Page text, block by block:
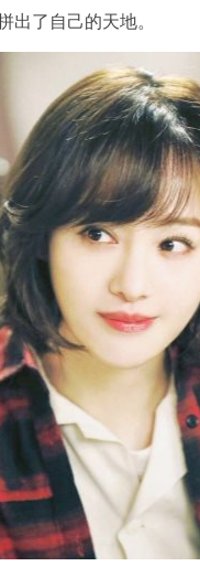
出了自己的天地。